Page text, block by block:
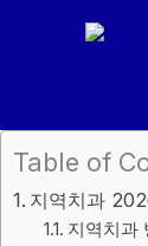
건
너
Table of
지역치과
지역치과